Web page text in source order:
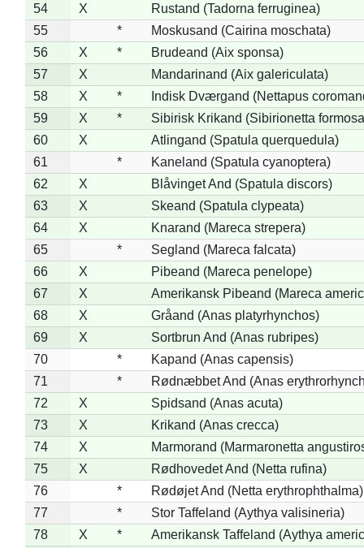
54
X
Rustand (Tadorna ferruginea)
55
*
Moskusand (Cairina moschata)
56
X *
Brudeand (Aix sponsa)
57
X
Mandarinand (Aix galericulata)
58
X *
Indisk Dværgand (Nettapus
59
X *
Sibirisk Krikand (Sibirionetta
60
X
Atlingand (Spatula querquedula)
61
*
Kaneland (Spatula cyanoptera)
62
X
Blåvinget And (Spatula discors)
63
X
Skeand (Spatula clypeata)
64
X
Knarand (Mareca strepera)
65
*
Segland (Mareca falcata)
66
X
Pibeand (Mareca penelope)
67
X
Amerikansk Pibeand (Mareca
68
X
Gråand (Anas platyrhynchos)
69
X
Sortbrun And (Anas rubripes)
70
*
Kapand (Anas capensis)
71
*
Rødnæbbet And (Anas
72
X
Spidsand (Anas acuta)
73
X
Krikand (Anas crecca)
74
X
Marmorand (Marmaronetta
75
X
Rødhovedet And (Netta rufina)
76
*
Rødøjet And (Netta erythrophthalma)
77
*
Stor Taffeland (Aythya valisineria)
78
X *
Amerikansk Taffeland (Aythya